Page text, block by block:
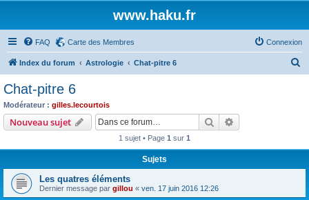
www.haku.fr
FAQ Carte des Membres Connexion
Index du forum Astrologie Chat-pitre 6
Chat-pitre 6
Modérateur : gilles.lecourtois
Nouveau sujet Rechercher
1 sujet • Page 1 sur 1
Sujets
Les quatres éléments
Dernier message par gillou « ven. 17 juin 2016 12:26